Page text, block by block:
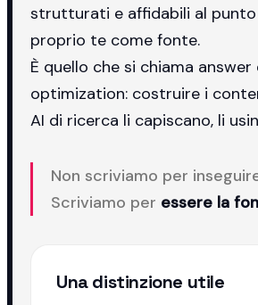
strutturati e affidabili al punto
proprio te come fonte.
È quello che si chiama answer
optimization: costruire i
AI di ricerca li capiscano, li
Non scriviamo per
Scriviamo per essere la
Una distinzione utile